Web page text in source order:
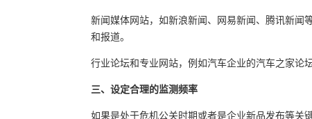
新闻媒体网站，如新浪新闻、网易新闻、腾讯新闻
和报道。
行业论坛和专业网站，例如汽车企业的汽车之家论
三、设定合理的监测频率
如果是处于危机公关时期或者是企业新品发布等关